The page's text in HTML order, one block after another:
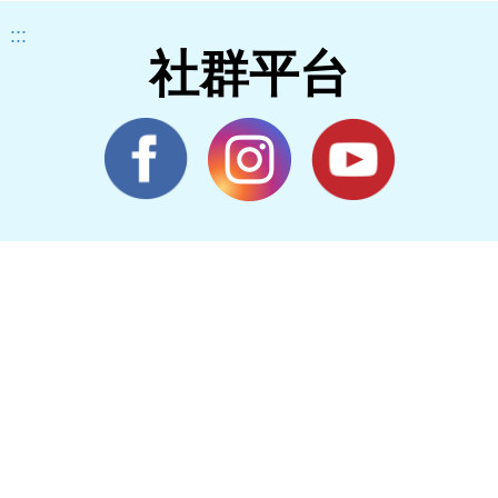
:::
社群平台